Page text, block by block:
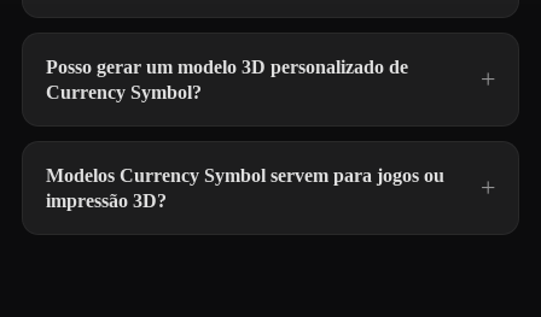
Posso gerar um modelo 3D personalizado de
Currency Symbol?
Modelos Currency Symbol servem para jogos ou
impressão 3D?